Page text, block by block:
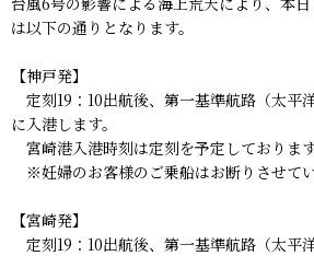
は以下の通りとなります。
【神戸発】
定刻19：10出航後、第一基準航路（太平
に入港します。
宮崎港入港時刻は定刻を予定しております
※妊婦のお客様のご乗船はお断りさせてい
【宮崎発】
定刻19：10出航後、第一基準航路（太平